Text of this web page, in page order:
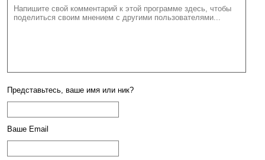
Представьтесь, ваше имя или ник?
Ваше Email